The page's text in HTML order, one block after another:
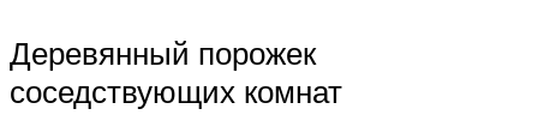
Деревянный порожек
соседствующих комнат